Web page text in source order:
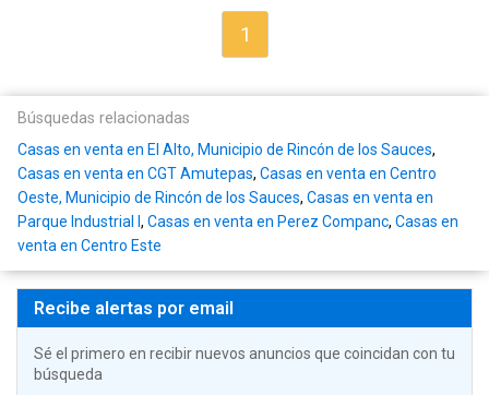
1
Búsquedas relacionadas
Casas en venta en El Alto, Municipio de Rincón de los Sauces,
Casas en venta en CGT Amutepas, Casas en venta en Centro
Oeste, Municipio de Rincón de los Sauces, Casas en venta en
Parque Industrial I , Casas en venta en Perez Companc, Casas en
venta en Centro Este
Recibe alertas por email
Sé el primero en recibir nuevos anuncios que coincidan con tu
búsqueda